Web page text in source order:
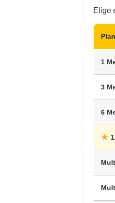
Elige
1
3
6